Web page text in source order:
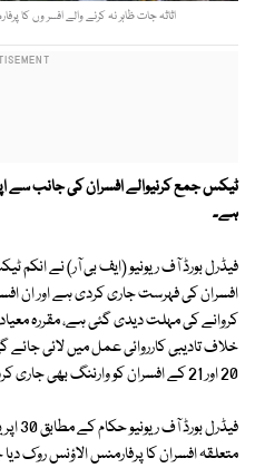
اثاثہ جات ظاہر نہ کرنے والے افسر وں کا
ٹیکس جمع کرنیوالے افسران کی جانب سے
ہے۔
کروانے کی مہلت دیدی گئی ہے، مقررہ
20 اور 21 کے افسران کو وارننگ بھی جاری کردی ہے۔
متعلقہ افسران کا پرفارمنس الاؤنس روک